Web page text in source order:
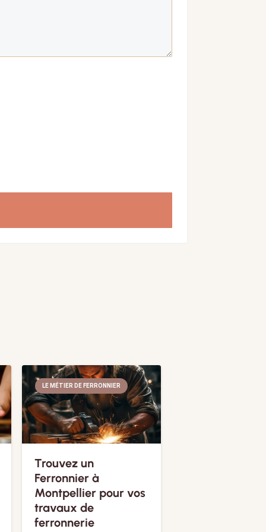
LE MÉTIER DE FERRONNIER
Trouvez un
Ferronnier à
Montpellier pour vos
travaux de
ferronnerie